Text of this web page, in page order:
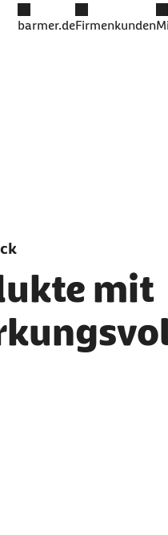
barmer.deFirmenkunden
mit